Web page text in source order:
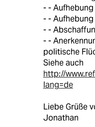
- -
- -
- -
- -
politische
Siehe auch
http://
lang=de
Liebe Grüße
Jonathan